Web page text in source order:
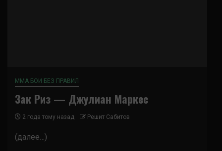
ММА БОИ БЕЗ ПРАВИЛ
Зак Риз — Джулиан Маркес
2 года тому назад Решит Сабитов
(далее…)